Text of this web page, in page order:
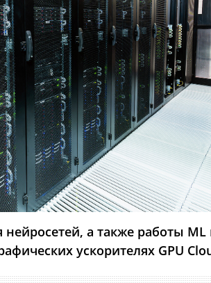
а также работы ML
ускорителях GPU